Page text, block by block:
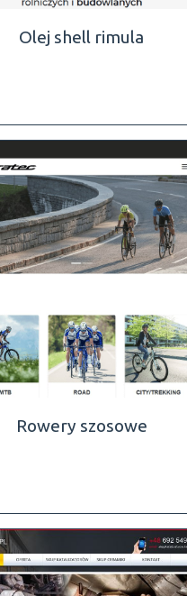
Olej shell rimula
Rowery szosowe